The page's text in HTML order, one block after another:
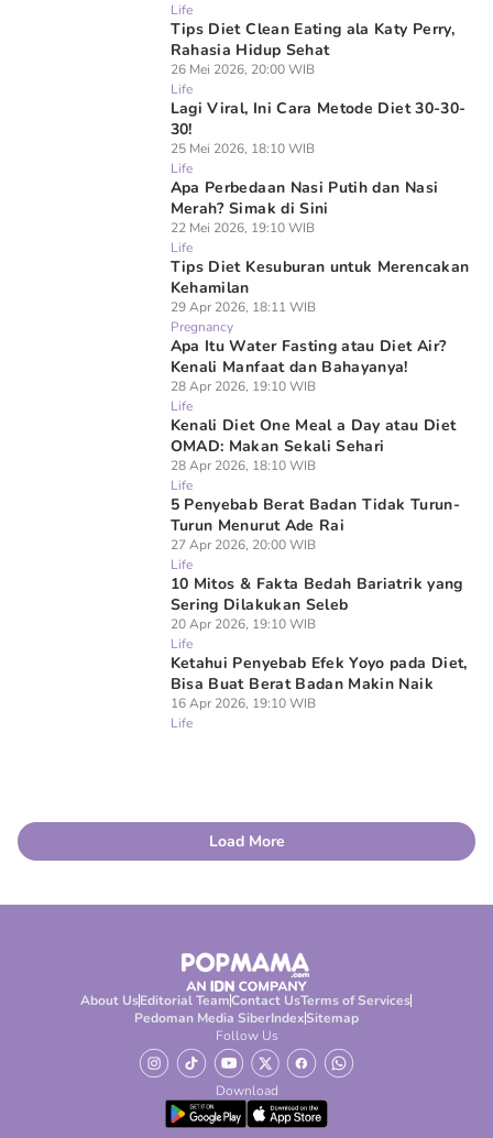
Life
Tips Diet Clean Eating ala Katy Perry,
Rahasia Hidup Sehat
26 Mei 2026, 20:00 WIB
Life
Lagi Viral, Ini Cara Metode Diet 30-30-
30!
25 Mei 2026, 18:10 WIB
Life
Apa Perbedaan Nasi Putih dan Nasi
Merah? Simak di Sini
22 Mei 2026, 19:10 WIB
Life
Tips Diet Kesuburan untuk Merencakan
Kehamilan
29 Apr 2026, 18:11 WIB
Pregnancy
Apa Itu Water Fasting atau Diet Air?
Kenali Manfaat dan Bahayanya!
28 Apr 2026, 19:10 WIB
Life
Kenali Diet One Meal a Day atau Diet
OMAD: Makan Sekali Sehari
28 Apr 2026, 18:10 WIB
Life
5 Penyebab Berat Badan Tidak Turun-
Turun Menurut Ade Rai
27 Apr 2026, 20:00 WIB
Life
10 Mitos & Fakta Bedah Bariatrik yang
Sering Dilakukan Seleb
20 Apr 2026, 19:10 WIB
Life
Ketahui Penyebab Efek Yoyo pada Diet,
Bisa Buat Berat Badan Makin Naik
16 Apr 2026, 19:10 WIB
Life
Load More
About UsEditorial TeamContact UsTerms of Services
Pedoman Media SiberIndexSitemap
Follow Us
Download